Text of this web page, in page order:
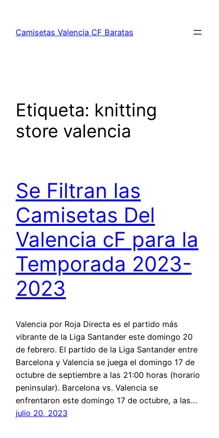
contenido
Camisetas Valencia CF Baratas
Etiqueta: knitting
store valencia
Se Filtran las
Camisetas Del
Valencia cF para la
Temporada 2023-
2023
Valencia por Roja Directa es el partido más
vibrante de la Liga Santander este domingo 20
de febrero. El partido de la Liga Santander entre
Barcelona y Valencia se juega el domingo 17 de
octubre de septiembre a las 21:00 horas (horario
peninsular). Barcelona vs. Valencia se
enfrentaron este domingo 17 de octubre, a las…
julio 20, 2023